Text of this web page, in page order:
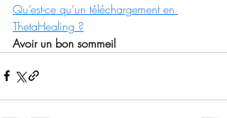
Qu’est-ce qu’un téléchargement en
ThetaHealing ?
Avoir un bon sommeil